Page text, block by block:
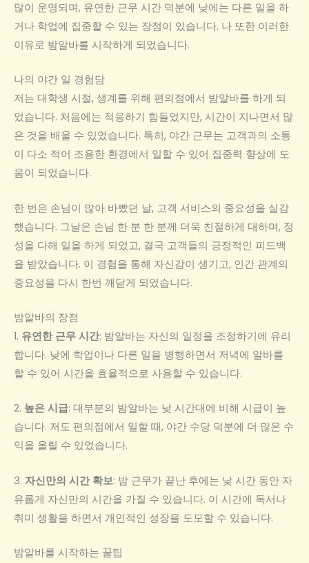
많이 운영되며, 유연한 근무 시간 덕분에 낮에는 다른 일을 하
거나 학업에 집중할 수 있는 장점이 있습니다. 나 또한 이러한
이유로 밤알바를 시작하게 되었습니다.
나의 야간 일 경험담
저는 대학생 시절, 생계를 위해 편의점에서 밤알바를 하게 되
었습니다. 처음에는 적응하기 힘들었지만, 시간이 지나면서 많
은 것을 배울 수 있었습니다. 특히, 야간 근무는 고객과의 소통
이 다소 적어 조용한 환경에서 일할 수 있어 집중력 향상에 도
움이 되었습니다.
한 번은 손님이 많아 바빴던 날, 고객 서비스의 중요성을 실감
했습니다. 그날은 손님 한 분 한 분께 더욱 친절하게 대하며, 정
성을 다해 일을 하게 되었고, 결국 고객들의 긍정적인 피드백
을 받았습니다. 이 경험을 통해 자신감이 생기고, 인간 관계의
중요성을 다시 한번 깨닫게 되었습니다.
밤알바의 장점
1. 유연한 근무 시간: 밤알바는 자신의 일정을 조정하기에 유리
합니다. 낮에 학업이나 다른 일을 병행하면서 저녁에 알바를
할 수 있어 시간을 효율적으로 사용할 수 있습니다.
2. 높은 시급: 대부분의 밤알바는 낮 시간대에 비해 시급이 높
습니다. 저도 편의점에서 일할 때, 야간 수당 덕분에 더 많은 수
익을 올릴 수 있었습니다.
3. 자신만의 시간 확보: 밤 근무가 끝난 후에는 낮 시간 동안 자
유롭게 자신만의 시간을 가질 수 있습니다. 이 시간에 독서나
취미 생활을 하면서 개인적인 성장을 도모할 수 있습니다.
밤알바를 시작하는 꿀팁